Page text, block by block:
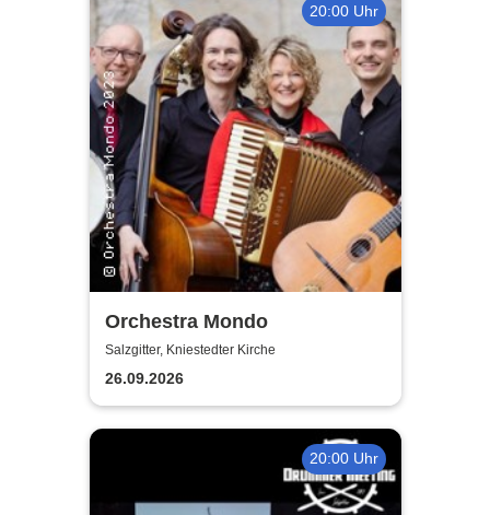
20:00 Uhr
Orchestra Mondo
Salzgitter, Kniestedter Kirche
26.09.2026
20:00 Uhr